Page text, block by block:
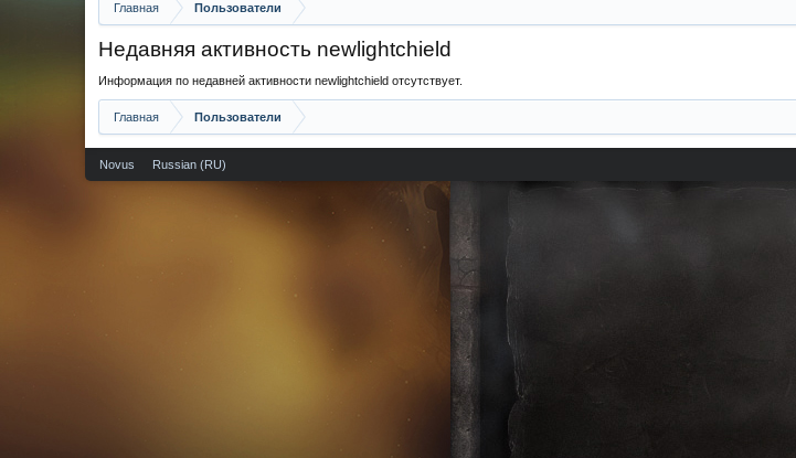
Главная Пользователи
Недавняя активность newlightchield
Информация по недавней активности newlightchield отсутствует.
Главная Пользователи
Novus Russian (RU)